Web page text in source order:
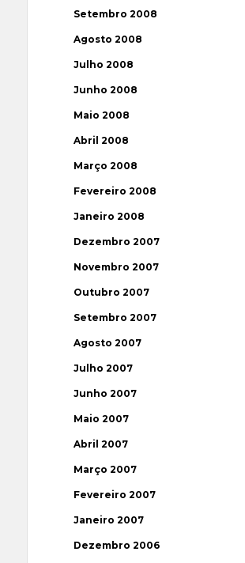
Setembro 2008
Agosto 2008
Julho 2008
Junho 2008
Maio 2008
Abril 2008
Março 2008
Fevereiro 2008
Janeiro 2008
Dezembro 2007
Novembro 2007
Outubro 2007
Setembro 2007
Agosto 2007
Julho 2007
Junho 2007
Maio 2007
Abril 2007
Março 2007
Fevereiro 2007
Janeiro 2007
Dezembro 2006